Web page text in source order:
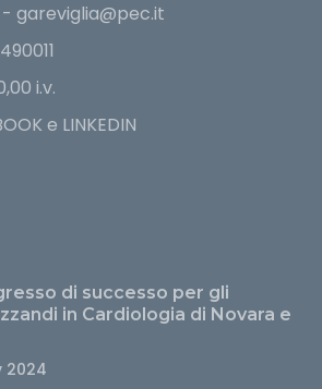
gareviglia@pec.it
i.v.
e LINKEDIN
di successo per gli
in Cardiologia di Novara e
2024